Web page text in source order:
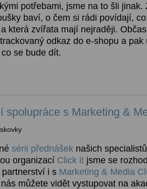
potřebami, jsme na to šli jinak.
baví, o čem si rádi povídají,
která zvířata mají nejraději.
odkaz do e-shopu a pak
se bude dít.
spolupráce s Marketing &
sérii přednášek našich
organizací Click it jsme se
i s Marketing & Media
můžete vidět vystupovat na